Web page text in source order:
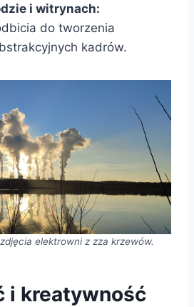
i witrynach:
do tworzenia
kadrów.
elektrowni z zza krzewów.
i kreatywność